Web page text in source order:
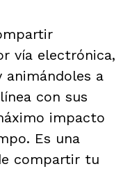
vía electrónica,
animándoles a
con sus
impacto
Es una
compartir tu